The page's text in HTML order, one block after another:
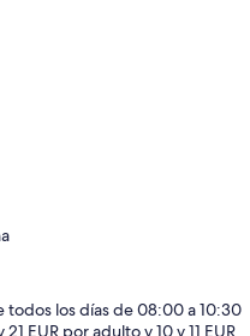
los días de 08:00 a 10:30
EUR por adulto y 10 y 11 EUR